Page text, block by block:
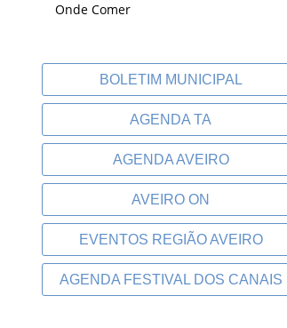
Onde Comer
BOLETIM MUNICIPAL
AGENDA TA
AGENDA AVEIRO
AVEIRO ON
EVENTOS REGIÃO AVEIRO
AGENDA FESTIVAL DOS CANAIS